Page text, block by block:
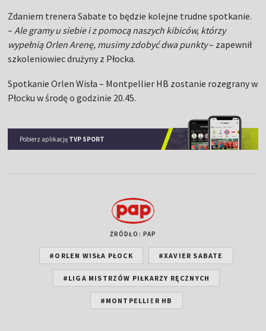
Zdaniem trenera Sabate to będzie kolejne trudne spotkanie.
– Ale gramy u siebie i z pomocą naszych kibiców, którzy
wypełnią Orlen Arenę, musimy zdobyć dwa punkty– zapewnił
szkoleniowiec drużyny z Płocka.
Spotkanie Orlen Wisła – Montpellier HB zostanie rozegrany w
Płocku w środę o godzinie 20.45.
Pobierz aplikację TVP SPORT
ŹRÓDŁO: PAP
#ORLEN WISŁA PŁOCK #XAVIER SABATE
#LIGA MISTRZÓW PIŁKARZY RĘCZNYCH
#MONTPELLIER HB